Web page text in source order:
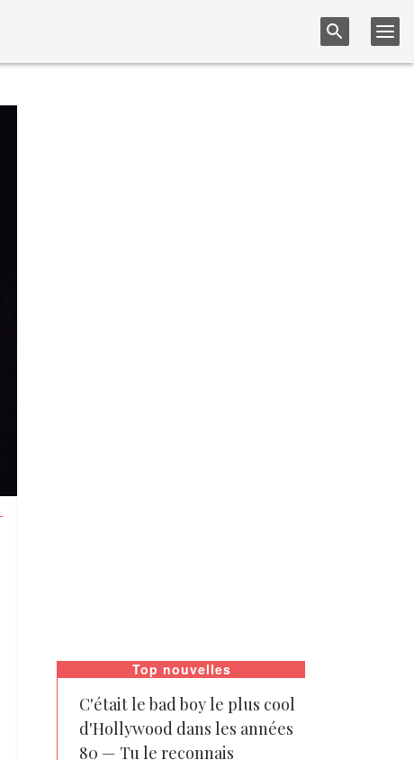
Top nouvelles
C'était le bad boy le plus cool
d'Hollywood dans les années
80 — Tu le reconnais